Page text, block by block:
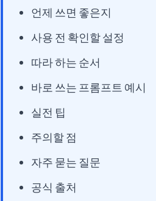
언제 쓰면 좋은지
사용 전 확인할 설정
따라 하는 순서
바로 쓰는 프롬프트 예시
실전 팁
주의할 점
자주 묻는 질문
공식 출처